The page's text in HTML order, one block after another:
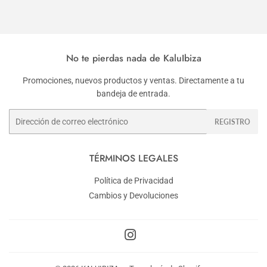
No te pierdas nada de KaluIbiza
Promociones, nuevos productos y ventas. Directamente a tu
bandeja de entrada.
REGISTRO
TÉRMINOS LEGALES
Política de Privacidad
Cambios y Devoluciones